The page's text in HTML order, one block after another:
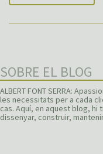
SOBRE EL BLOG
ALBERT FONT SERRA:
les necessitats per a cada
cas. Aquí, en aquest blog,
dissenyar, construir,